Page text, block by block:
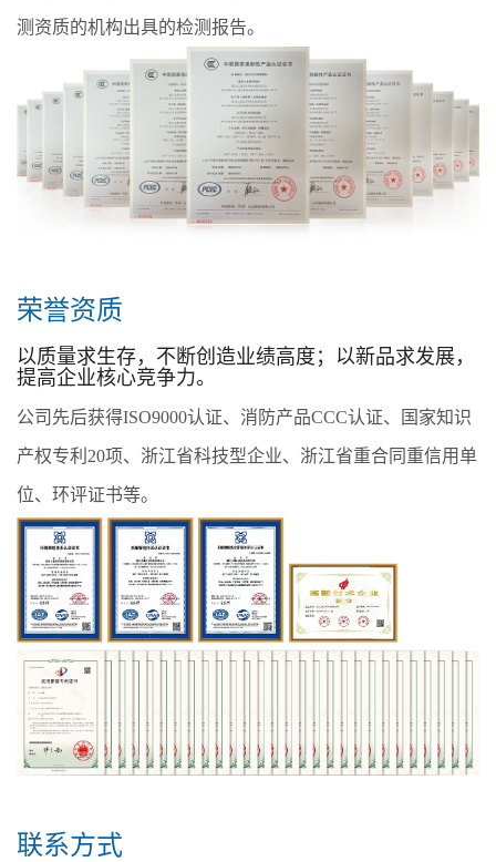
测资质的机构出具的检测报告。
荣誉资质
以质量求生存，不断创造业绩高度；以新品求发展，
提高企业核心竞争力。
公司先后获得ISO9000认证、消防产品CCC认证、国家知识
产权专利20项、浙江省科技型企业、浙江省重合同重信用单
位、环评证书等。
联系方式